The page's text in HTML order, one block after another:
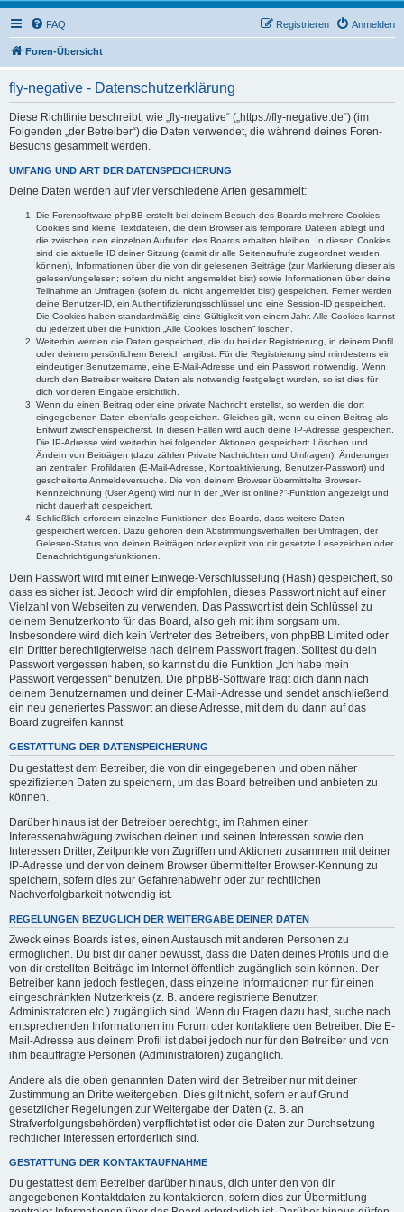
FAQ Anmelden
Registrieren
Foren-Übersicht
fly-negative - Datenschutzerklärung
Diese Richtlinie beschreibt, wie „fly-negative“ („https://fly-negative.de“) (im
Folgenden „der Betreiber“) die Daten verwendet, die während deines Foren-
Besuchs gesammelt werden.
UMFANG UND ART DER DATENSPEICHERUNG
Deine Daten werden auf vier verschiedene Arten gesammelt:
Die Forensoftware phpBB erstellt bei deinem Besuch des Boards mehrere Cookies.
Cookies sind kleine Textdateien, die dein Browser als temporäre Dateien ablegt und
die zwischen den einzelnen Aufrufen des Boards erhalten bleiben. In diesen Cookies
sind die aktuelle ID deiner Sitzung (damit dir alle Seitenaufrufe zugeordnet werden
können), Informationen über die von dir gelesenen Beiträge (zur Markierung dieser als
gelesen/ungelesen; sofern du nicht angemeldet bist) sowie Informationen über deine
Teilnahme an Umfragen (sofern du nicht angemeldet bist) gespeichert. Ferner werden
deine Benutzer-ID, ein Authentifizierungsschlüssel und eine Session-ID gespeichert.
Die Cookies haben standardmäßig eine Gültigkeit von einem Jahr. Alle Cookies kannst
du jederzeit über die Funktion „Alle Cookies löschen“ löschen.
Weiterhin werden die Daten gespeichert, die du bei der Registrierung, in deinem Profil
oder deinem persönlichem Bereich angibst. Für die Registrierung sind mindestens ein
eindeutiger Benutzername, eine E-Mail-Adresse und ein Passwort notwendig. Wenn
durch den Betreiber weitere Daten als notwendig festgelegt wurden, so ist dies für
dich vor deren Eingabe ersichtlich.
Wenn du einen Beitrag oder eine private Nachricht erstellst, so werden die dort
eingegebenen Daten ebenfalls gespeichert. Gleiches gilt, wenn du einen Beitrag als
Entwurf zwischenspeicherst. In diesen Fällen wird auch deine IP-Adresse gespeichert.
Die IP-Adresse wird weiterhin bei folgenden Aktionen gespeichert: Löschen und
Ändern von Beiträgen (dazu zählen Private Nachrichten und Umfragen), Änderungen
an zentralen Profildaten (E-Mail-Adresse, Kontoaktivierung, Benutzer-Passwort) und
gescheiterte Anmeldeversuche. Die von deinem Browser übermittelte Browser-
Kennzeichnung (User Agent) wird nur in der „Wer ist online?“-Funktion angezeigt und
nicht dauerhaft gespeichert.
Schließlich erfordern einzelne Funktionen des Boards, dass weitere Daten
gespeichert werden. Dazu gehören dein Abstimmungsverhalten bei Umfragen, der
Gelesen-Status von deinen Beiträgen oder explizit von dir gesetzte Lesezeichen oder
Benachrichtigungsfunktionen.
Dein Passwort wird mit einer Einwege-Verschlüsselung (Hash) gespeichert, so
dass es sicher ist. Jedoch wird dir empfohlen, dieses Passwort nicht auf einer
Vielzahl von Webseiten zu verwenden. Das Passwort ist dein Schlüssel zu
deinem Benutzerkonto für das Board, also geh mit ihm sorgsam um.
Insbesondere wird dich kein Vertreter des Betreibers, von phpBB Limited oder
ein Dritter berechtigterweise nach deinem Passwort fragen. Solltest du dein
Passwort vergessen haben, so kannst du die Funktion „Ich habe mein
Passwort vergessen“ benutzen. Die phpBB-Software fragt dich dann nach
deinem Benutzernamen und deiner E-Mail-Adresse und sendet anschließend
ein neu generiertes Passwort an diese Adresse, mit dem du dann auf das
Board zugreifen kannst.
GESTATTUNG DER DATENSPEICHERUNG
Du gestattest dem Betreiber, die von dir eingegebenen und oben näher
spezifizierten Daten zu speichern, um das Board betreiben und anbieten zu
können.
Darüber hinaus ist der Betreiber berechtigt, im Rahmen einer
Interessenabwägung zwischen deinen und seinen Interessen sowie den
Interessen Dritter, Zeitpunkte von Zugriffen und Aktionen zusammen mit deiner
IP-Adresse und der von deinem Browser übermittelter Browser-Kennung zu
speichern, sofern dies zur Gefahrenabwehr oder zur rechtlichen
Nachverfolgbarkeit notwendig ist.
REGELUNGEN BEZÜGLICH DER WEITERGABE DEINER DATEN
Zweck eines Boards ist es, einen Austausch mit anderen Personen zu
ermöglichen. Du bist dir daher bewusst, dass die Daten deines Profils und die
von dir erstellten Beiträge im Internet öffentlich zugänglich sein können. Der
Betreiber kann jedoch festlegen, dass einzelne Informationen nur für einen
eingeschränkten Nutzerkreis (z. B. andere registrierte Benutzer,
Administratoren etc.) zugänglich sind. Wenn du Fragen dazu hast, suche nach
entsprechenden Informationen im Forum oder kontaktiere den Betreiber. Die E-
Mail-Adresse aus deinem Profil ist dabei jedoch nur für den Betreiber und von
ihm beauftragte Personen (Administratoren) zugänglich.
Andere als die oben genannten Daten wird der Betreiber nur mit deiner
Zustimmung an Dritte weitergeben. Dies gilt nicht, sofern er auf Grund
gesetzlicher Regelungen zur Weitergabe der Daten (z. B. an
Strafverfolgungsbehörden) verpflichtet ist oder die Daten zur Durchsetzung
rechtlicher Interessen erforderlich sind.
GESTATTUNG DER KONTAKTAUFNAHME
Du gestattest dem Betreiber darüber hinaus, dich unter den von dir
angegebenen Kontaktdaten zu kontaktieren, sofern dies zur Übermittlung